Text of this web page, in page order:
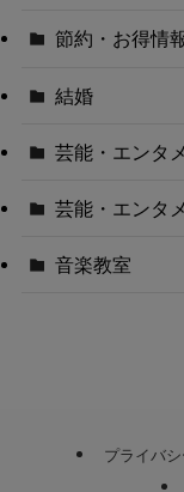
節約・お得情
結婚
芸能・エンタメ
芸能・エンタメ
音楽教室
プライバ